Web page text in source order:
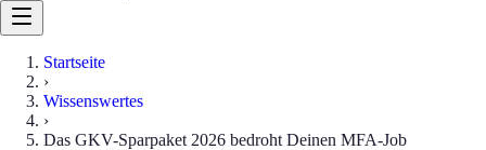
Startseite
›
Wissenswertes
›
Das GKV-Sparpaket 2026 bedroht Deinen MFA-Job